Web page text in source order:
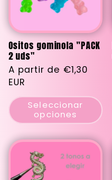
Ositos gominola "PACK
2 uds"
Precio
habitual
A partir de €1,30
EUR
Seleccionar
opciones